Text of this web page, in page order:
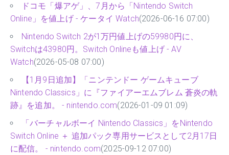
ドコモ「爆アゲ」、7月から「Nintendo Switch
Online」を値上げ - ケータイ Watch(2026-06-16 07:00)
Nintendo Switch 2が1万円値上げの59980円に、
Switchは43980円。Switch Onlineも値上げ - AV
Watch(2026-05-08 07:00)
【1月9日追加】「ニンテンドー ゲームキューブ
Nintendo Classics」に『ファイアーエムブレム 蒼炎の軌
跡』を追加。 - nintendo.com(2026-01-09 01:09)
「バーチャルボーイ Nintendo Classics」をNintendo
Switch Online ＋ 追加パック専用サービスとして2月17日
に配信。 - nintendo.com(2025-09-12 07:00)